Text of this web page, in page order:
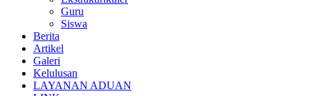
Guru
Siswa
Berita
Artikel
Galeri
Kelulusan
LAYANAN ADUAN